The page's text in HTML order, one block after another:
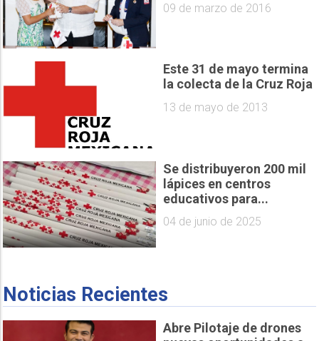
09 de marzo de 2016
Este 31 de mayo termina
la colecta de la Cruz Roja
13 de mayo de 2013
Se distribuyeron 200 mil
lápices en centros
educativos para...
04 de junio de 2025
Noticias Recientes
Abre Pilotaje de drones